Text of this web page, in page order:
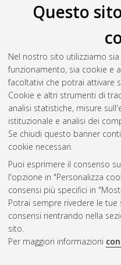
Questo
Nel nostro sito utilizziamo
funzionamento, sia cookie e
facoltativi che potrai attivare
Cookie e altri strumenti di
analisi statistiche, misure
istituzionale e analisi dei
Se chiudi questo banner
cookie necessari.
Puoi esprimere il consenso
l'opzione in "Personalizza
consensi più specifici in
Potrai sempre rivedere le
consensi rientrando nella
sito.
Per maggiori informazioni
Zanellati, Andrea (2025)
education: enhancing
,
Università di Bologna.
and computation, 36 Ciclo.
10.48676/unibo/
Questa lista e' stata
Atom
Rss 1.0
Rss 2.0
ISSN: 2038-7946